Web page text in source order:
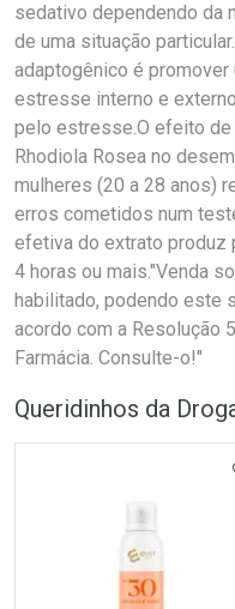
sedativo dependendo da
de uma situação
adaptogênico é
estresse interno e
pelo estresse.O efeito de
Rhodiola Rosea no
mulheres (20 a 28 anos)
erros cometidos num
efetiva do extrato produz
4 horas ou mais."Venda
habilitado, podendo este
acordo com a Resolução
Farmácia. Consulte-o!"
Queridinhos da